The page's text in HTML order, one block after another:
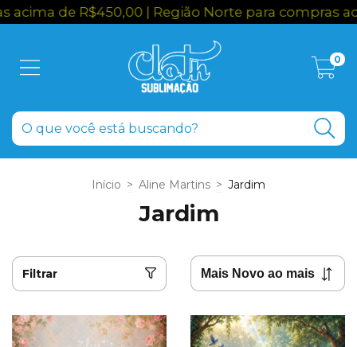
de R$450,00 | Região Norte para compras
0
Início > Aline Martins > Jardim
Jardim
Filtrar